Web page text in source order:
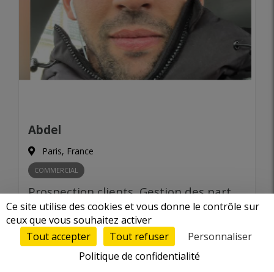
Abdel
Paris, France
COMMERCIAL
Prospection clients, Gestion des partenariats
Expérience :7 ans et +
Ce site utilise des cookies et vous donne le contrôle sur
ceux que vous souhaitez activer
Tout accepter
Tout refuser
Personnaliser
Politique de confidentialité